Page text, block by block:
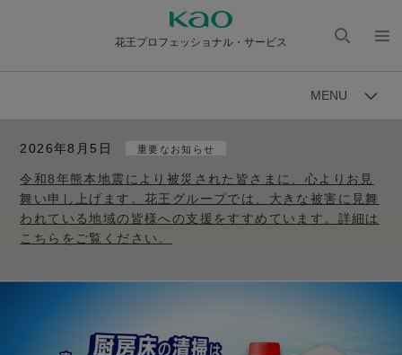
花王プロフェッショナル・サービス
く
MENU
2026年8月5日 重要なお知らせ
令和8年熊本地震により被災された皆さまに、心よりお見
舞い申し上げます。花王グループでは、大きな被害に見舞
われている地域の皆様への支援をすすめています。詳細は
こちらをご覧ください。